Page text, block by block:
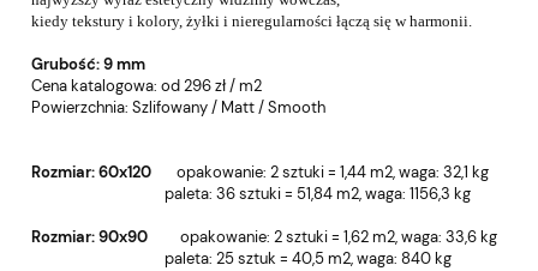
kiedy tekstury i kolory, żyłki i nieregularności łączą się w harmonii.
Grubość:9 mm
Cena katalogowa: od 296 zł / m2
Powierzchnia: Szlifowany / Matt / Smooth
Rozmiar: 60x120 opakowanie: 2 sztuki = 1,44 m2, waga: 32,1 kg
paleta: 36 sztuki = 51,84 m2, waga: 1156,3 kg
Rozmiar: 90x90 opakowanie: 2 sztuki = 1,62 m2, waga: 33,6 kg
paleta: 25 sztuk = 40,5 m2, waga: 840 kg